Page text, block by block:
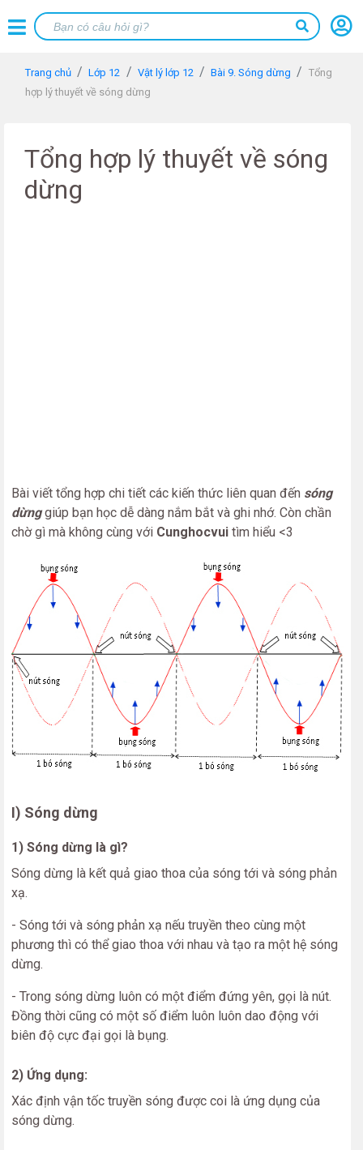
Trang chủ Lớp 12 Vật lý lớp 12 Bài 9. Sóng dừng
Tổng
hợp lý thuyết về sóng dừng
Tổng hợp lý thuyết về sóng
dừng
Bài viết tổng hợp chi tiết các kiến thức liên quan đến sóng
dừnggiúp bạn học dễ dàng nắm bắt và ghi nhớ. Còn chần
chờ gì mà không cùng với Cunghocvui tìm hiểu <3
I) Sóng dừng
1) Sóng dừng là gì?
Sóng dừng là kết quả giao thoa của sóng tới và sóng phản
xạ.
- Sóng tới và sóng phản xạ nếu truyền theo cùng một
phương thì có thể giao thoa với nhau và tạo ra một hệ sóng
dừng.
- Trong sóng dừng luôn có một điểm đứng yên, gọi là nút.
Đồng thời cũng có một số điểm luôn luôn dao động với
biên độ cực đại gọi là bụng.
2) Ứng dụng:
Xác định vận tốc truyền sóng được coi là ứng dụng của
sóng dừng.